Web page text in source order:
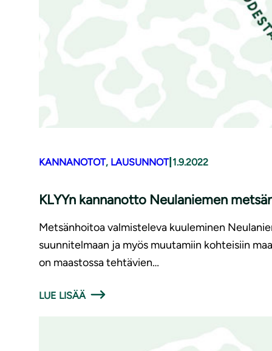
KANNANOTOT, LAUSUNNOT| 1.9.2022
KLYYn kannanotto Neulaniemen
Metsänhoitoa valmisteleva kuuleminen
suunnitelmaan ja myös muutamiin kohteisiin
on maastossa tehtävien…
LUE LISÄÄ